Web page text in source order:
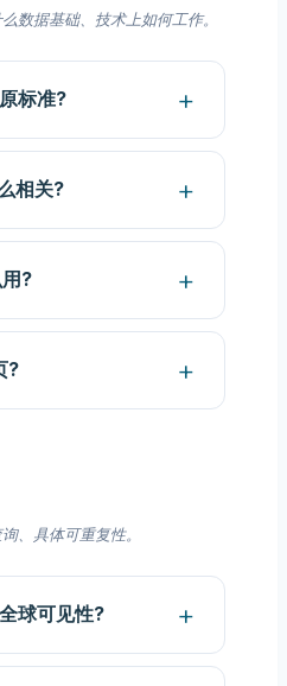
数据基础、技术上如何工作。
标准?
相关?
?
?
、具体可重复性。
球可见性?